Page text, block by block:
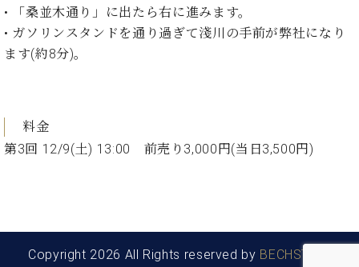
• 「桑並⽊通り」に出たら右に進みます。
• ガソリンスタンドを通り過ぎて淺川の⼿前が弊社になり
ます(約8分)。
料金
第3回 12/9(土) 13:00 前売り3,000円(当日3,500円)
Copyright 2026 All Rights reserved by BECHSTEIN